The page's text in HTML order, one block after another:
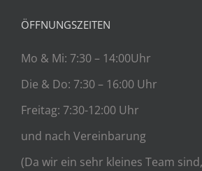
ÖFFNUNGSZEITEN
Mo & Mi: 7:30 – 14:00Uhr
Die & Do: 7:30 – 16:00 Uhr
Freitag: 7:30-12:00 Uhr
und nach Vereinbarung
(Da wir ein sehr kleines Team